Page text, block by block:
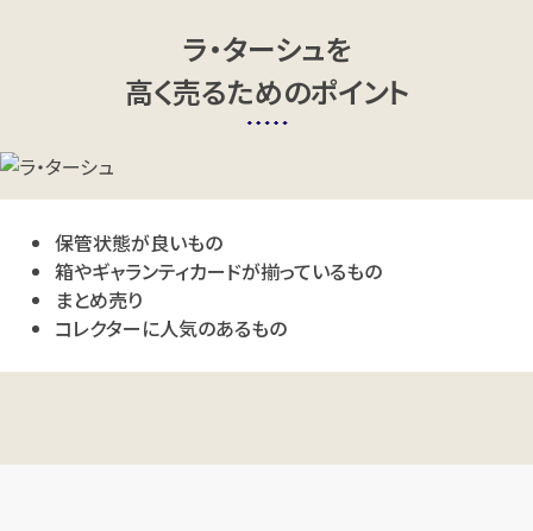
カンタン無料
1
まずはお電話で無料査定
ラ・ターシュを
高く売るためのポイント
保管状態が良いもの
箱やギャランティカードが揃っているもの
まとめ売り
コレクターに人気のあるもの